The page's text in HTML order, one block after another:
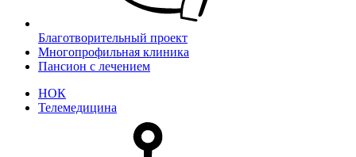
Благотворительный проект
Многопрофильная клиника
Пансион с лечением
НОК
Телемедицина